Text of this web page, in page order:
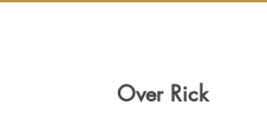
Over Rick